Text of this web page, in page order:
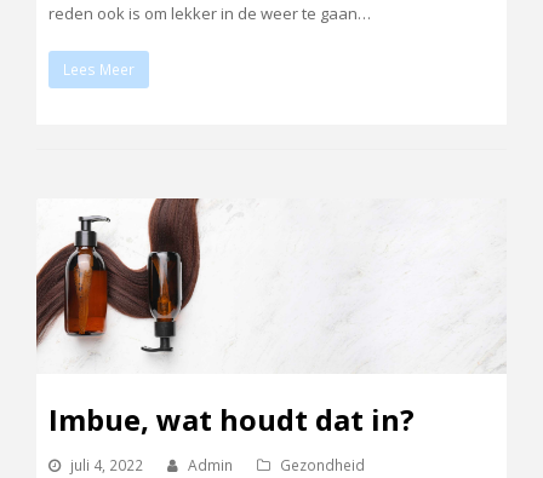
reden ook is om lekker in de weer te gaan…
Lees Meer
Imbue, wat houdt dat in?
juli 4, 2022 Admin Gezondheid